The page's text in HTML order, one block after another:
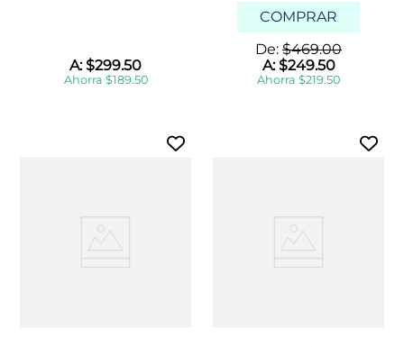
A:$299.50
Ahorra $189.50
COMPRAR
De: $469.00
A:$249.50
Ahorra $219.50